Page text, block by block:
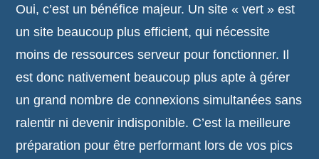
Oui, c’est un bénéfice majeur. Un site « vert » est
un site beaucoup plus efficient, qui nécessite
moins de ressources serveur pour fonctionner. Il
est donc nativement beaucoup plus apte à gérer
un grand nombre de connexions simultanées sans
ralentir ni devenir indisponible. C’est la meilleure
préparation pour être performant lors de vos pics